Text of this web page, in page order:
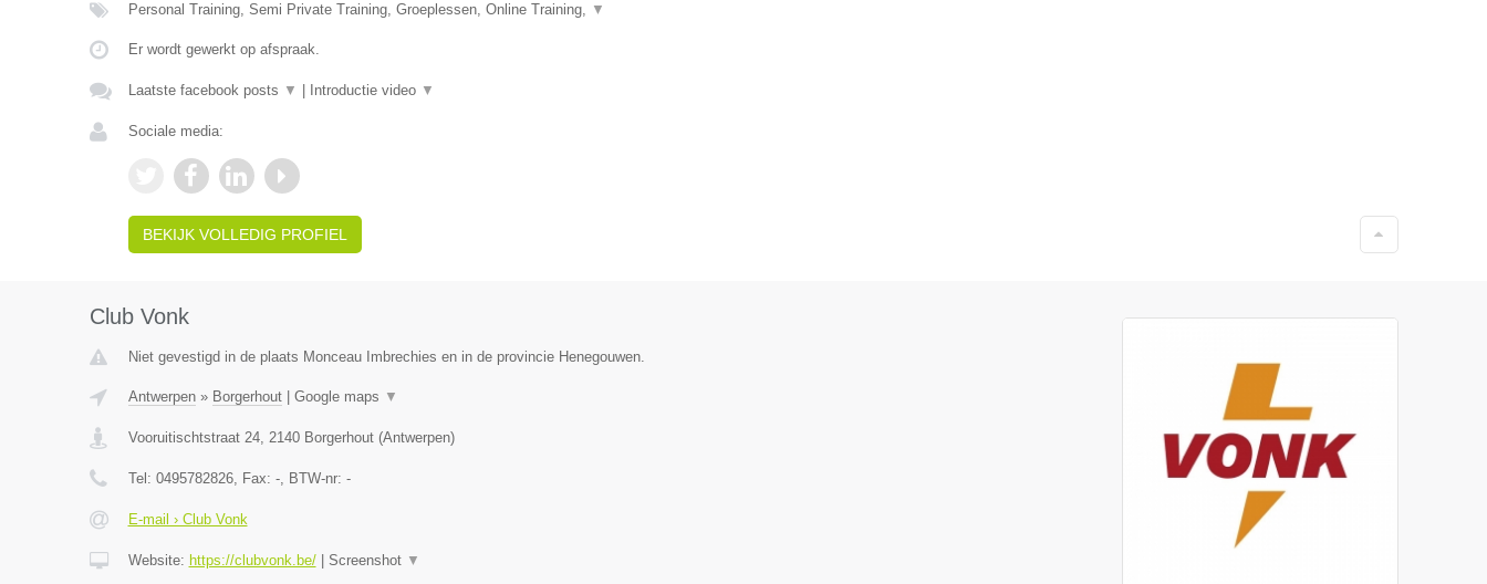
Personal Training, Semi Private Training, Groeplessen, Online Training, ▼
Er wordt gewerkt op afspraak.
Laatste facebook posts ▼ Introductie video ▼
Sociale media:
BEKIJK VOLLEDIG PROFIEL
Club Vonk
Niet gevestigd in de plaats Monceau Imbrechies en in de provincie Henegouwen.
Antwerpen» Borgerhout| Google maps ▼
Vooruitischtstraat 24, 2140 Borgerhout(Antwerpen)
Tel: 0495782826, Fax: -, BTW-nr: -
E-mail › Club Vonk
Website: https://clubvonk.be/| Screenshot ▼